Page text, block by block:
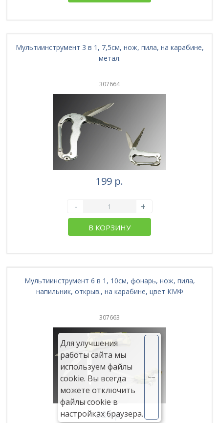
Мультиинструмент 3 в 1, 7,5см, нож, пила, на карабине,
метал.
307664
199 р.
- +
В КОРЗИНУ
Мультиинструмент 6 в 1, 10см, фонарь, нож, пила,
напильник, открыв., на карабине, цвет КМФ
307663
389 р.
Для улучшения
работы сайта мы
используем файлы
cookie. Вы всегда
можете отключить
файлы cookie в
настройках браузера.
Хорошо